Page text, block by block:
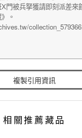
複製引用資訊
相關推薦藏品